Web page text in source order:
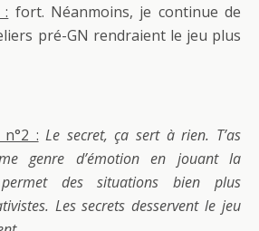
fort. Néanmoins, je continue de
pré-GN rendraient le jeu plus
: Le secret, ça sert à rien. T’as
genre d’émotion en jouant la
des situations bien plus
Les secrets desservent le jeu